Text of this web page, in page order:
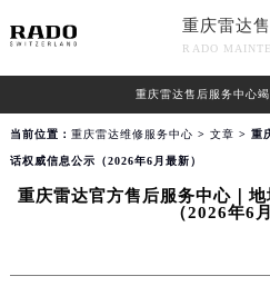
重庆雷达
RADO
重庆雷达售后服务中心竭
当前位置： 重庆雷达维修服务中心 > 文章 > 重
话权威信息公示（2026年6月最新）
重庆雷达官方售后服务中心｜
（2026年6